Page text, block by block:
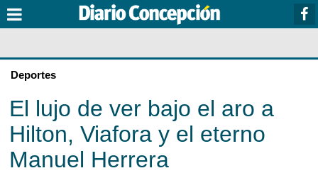
Deportes
El lujo de ver bajo el aro a
Hilton, Viafora y el eterno
Manuel Herrera